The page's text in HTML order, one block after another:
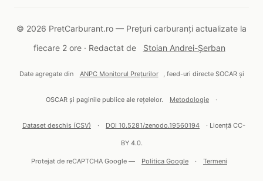
© 2026 PretCarburant.ro — Prețuri carburanți actualizate la
fiecare 2 ore · Redactat de
Stoian Andrei-Șerban
Date agregate din ANPC Monitorul Prețurilor , feed-uri directe SOCAR și
OSCAR și paginile publice ale rețelelor. Metodologie ·
Dataset deschis (CSV) · DOI 10.5281/zenodo.19560194 · Licență CC-
BY 4.0.
Protejat de reCAPTCHA Google — Politica Google · Termeni